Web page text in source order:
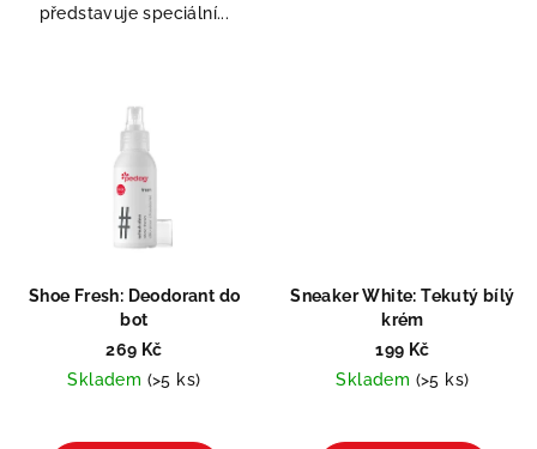
představuje speciální...
Shoe Fresh: Deodorant do
bot
269 Kč
Skladem (>5 ks)
Sneaker White: Tekutý bílý
krém
199 Kč
Skladem (>5 ks)
hodnocení